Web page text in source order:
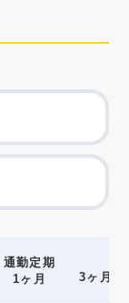
通勤定期
1ヶ月
3ヶ月